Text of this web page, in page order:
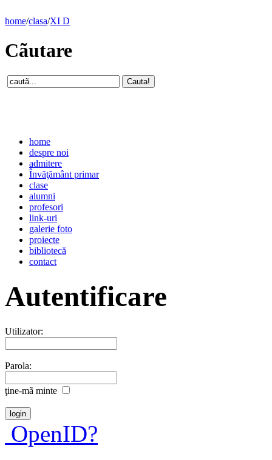
home/clasa/XI D
Cãutare
home
despre noi
admitere
Învăţământ primar
clase
alumni
profesori
link-uri
galerie foto
proiecte
bibliotecă
contact
Autentificare
Utilizator:
Parola:
ţine-mã minte
OpenID?